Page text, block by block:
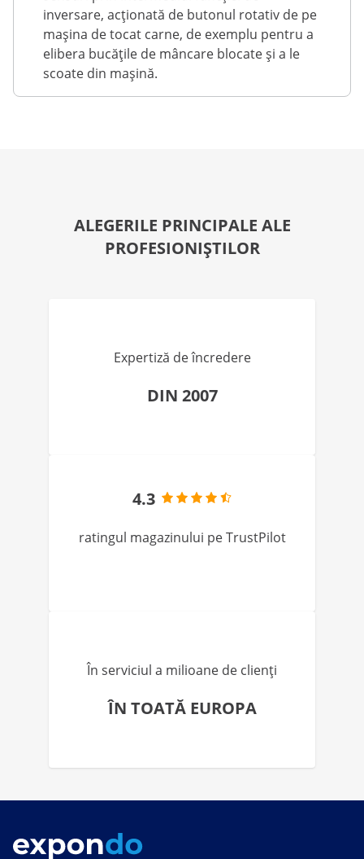
inversare, acționată de butonul rotativ de pe
mașina de tocat carne, de exemplu pentru a
elibera bucățile de mâncare blocate și a le
scoate din mașină.
ALEGERILE PRINCIPALE ALE
PROFESIONIȘTILOR
Expertiză de încredere
DIN 2007
4.3
ratingul magazinului pe TrustPilot
În serviciul a milioane de clienți
ÎN TOATĂ EUROPA